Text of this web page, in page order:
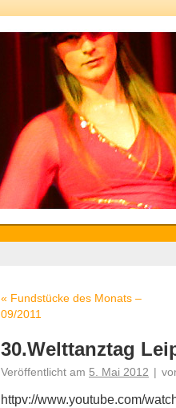
« Fundstücke des Monats –
09/2011
30.Welttanztag
Veröffentlicht am 5. Mai 2012 |
httpv://www.youtube.com/